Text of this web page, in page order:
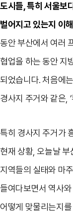
도시들, 특히 서울보
벌어지고 있는지 이
동안 부산에서 여러
협업을 하는 동안 지
되었습니다. 처음에
경사지 주거와 같은,
특히 경사지 주거가
현재 상황, 오늘날 부
지역들의 실태와 마
들여다보면서 역사
어떻게 맞물리는지